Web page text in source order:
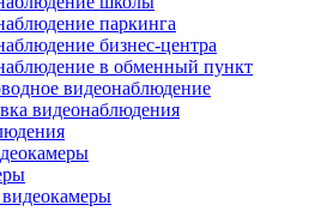
паркинга
бизнес-центра
в обменный пункт
видеонаблюдение
видеонаблюдения